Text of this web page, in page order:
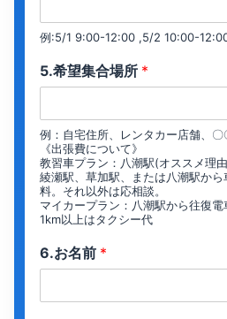
例:5/1 9:00-12:00 ,5/2 10:00-
5.希望集合場所 *
例：自宅住所、レンタカー店舗、
《出張費について》
教習車プラン：八潮駅(オススメ理
綾瀬駅、草加駅、または八潮駅か
料。それ以外は応相談。
マイカープラン：八潮駅から往復
1km以上はタクシー代
6.お名前 *